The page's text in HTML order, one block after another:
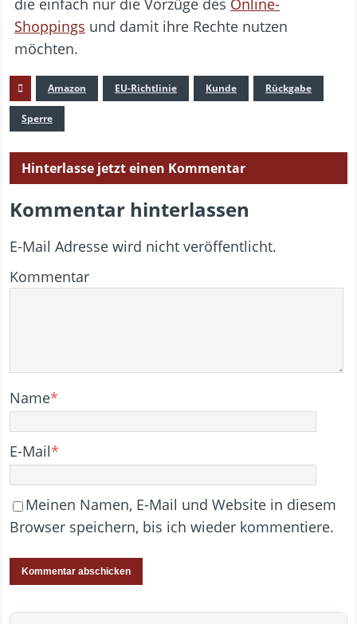
Shoppings und damit ihre Rechte nutzen
möchten.
Amazon EU-Richtlinie Kunde Rückgabe
Sperre
Hinterlasse jetzt einen Kommentar
Kommentar hinterlassen
E-Mail Adresse wird nicht veröffentlicht.
Kommentar
Name*
E-Mail*
Meinen Namen, E-Mail und Website in diesem
Browser speichern, bis ich wieder kommentiere.